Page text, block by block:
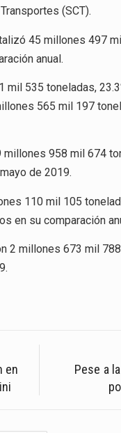
laboral a 40
decreto la
(SCT).
45 millones 497
anual.
535 toneladas,
565 mil 197
958 mil 674
de 2019.
110 mil 105
en su comparación
2 millones 673 mil
en
Pese a